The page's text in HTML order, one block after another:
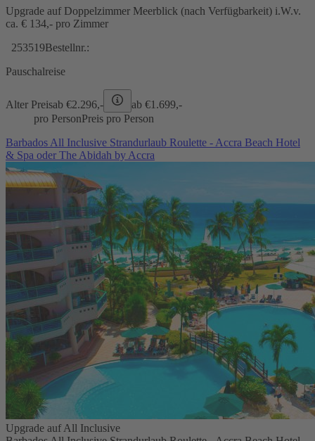
Upgrade auf Doppelzimmer Meerblick (nach Verfügbarkeit) i.W.v.
ca. € 134,- pro Zimmer
253519Bestellnr.:
Pauschalreise
Alter Preisab €2.296,- ab €1.699,-
pro PersonPreis pro Person
Barbados All Inclusive Strandurlaub Roulette - Accra Beach Hotel
& Spa oder The Abidah by Accra
Upgrade auf All Inclusive